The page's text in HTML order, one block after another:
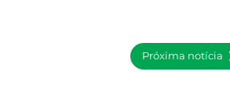
Próxima notícia